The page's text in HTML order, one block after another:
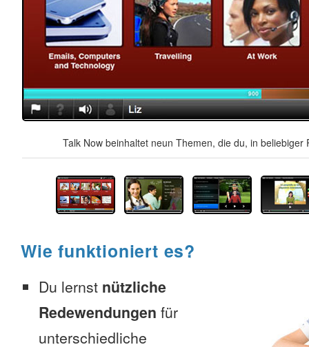
Talk Now beinhaltet neun Themen, die du, in
Wie funktioniert es?
Du lernst nützliche
Redewendungen für
unterschiedliche